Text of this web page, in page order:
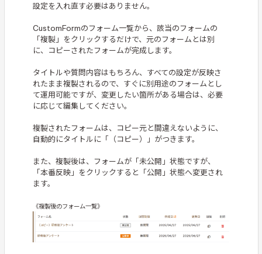
設定を入れ直す必要はありません。
CustomFormのフォーム一覧から、該当のフォームの
「複製」をクリックするだけで、元のフォームとは別
に、コピーされたフォームが完成します。
タイトルや質問内容はもちろん、すべての設定が反映さ
れたまま複製されるので、すぐに別用途のフォームとし
て運用可能ですが、変更したい箇所がある場合は、必要
に応じて編集してください。
複製されたフォームは、コピー元と間違えないように、
自動的にタイトルに「（コピー）」がつきます。
また、複製後は、フォームが「未公開」状態ですが、
「本番反映」をクリックすると「公開」状態へ変更され
ます。
《複製後のフォーム一覧》